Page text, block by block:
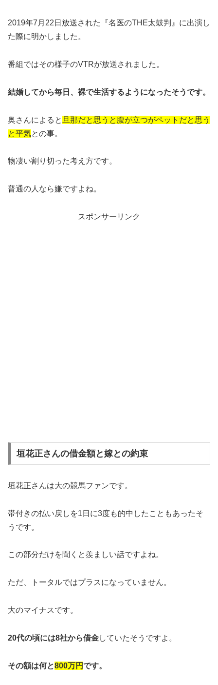
2019年7月22日放送された『名医のTHE太鼓判』に出演し
た際に明かしました。
番組ではその様子のVTRが放送されました。
結婚してから毎日、裸で生活するようになったそうです。
奥さんによると 旦那だと思うと腹が立つがペットだと思う
と平気との事。
物凄い割り切った考え方です。
普通の人なら嫌ですよね。
スポンサーリンク
垣花正さんの借金額と嫁との約束
垣花正さんは大の競馬ファンです。
帯付きの払い戻しを1日に3度も的中したこともあったそ
うです。
この部分だけを聞くと羨ましい話ですよね。
ただ、トータルではプラスになっていません。
大のマイナスです。
20代の頃には8社から借金していたそうですよ。
その額は何と800万円です。